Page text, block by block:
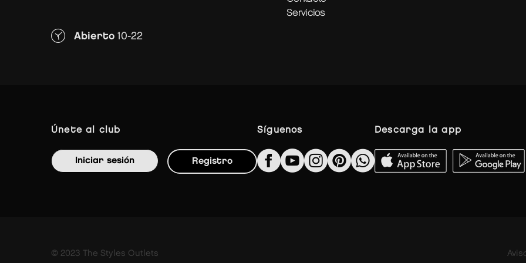
Abierto 10-22
servicios
únete al club
Iniciar sesión Registro
síguenos descarga la app
© 2023 The Styles Outlets